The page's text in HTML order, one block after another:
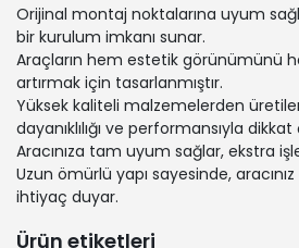
Orijinal montaj noktalarına uyum
bir kurulum imkanı sunar.
Araçların hem estetik görünümünü
artırmak için tasarlanmıştır.
Yüksek kaliteli malzemelerden
dayanıklılığı ve performansıyla
Aracınıza tam uyum sağlar, ekstra
Uzun ömürlü yapı sayesinde,
ihtiyaç duyar.
Ürün etiketleri